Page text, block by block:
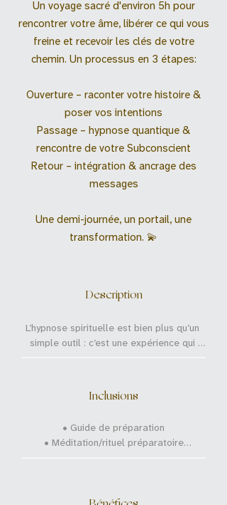
Un voyage sacré d'environ 5h pour
rencontrer votre âme, libérer ce qui vous
freine et recevoir les clés de votre
chemin. Un processus en 3 étapes:
Ouverture – raconter votre histoire &
poser vos intentions
Passage – hypnose quantique &
rencontre de votre Subconscient
Retour – intégration & ancrage des
messages
Une demi-journée, un portail, une
transformation. 💫
Description
L’hypnose spirituelle est bien plus qu’un
simple outil : c’est une expérience qui
C'est une approche somatique holistique
et régulatrice :  inclut une attention
Inclusions
• Guide de préparation
• Méditation/rituel préparatoire